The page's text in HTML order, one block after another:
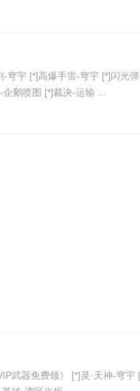
鹅喷图 [*]裁决-运输 ...